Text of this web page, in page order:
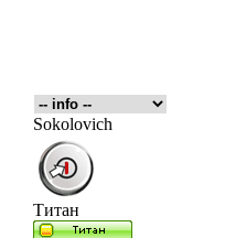
Sokolovich
Титан